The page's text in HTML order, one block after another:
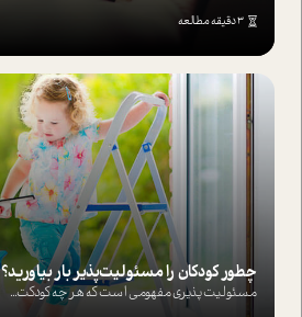
3 دقیقه مطالعه
چطور کودکان را مسئولیت‌پذیر بار بیاورید؟
مسئولیت پذیری مفهومی ا ست که هر چه کودکت...